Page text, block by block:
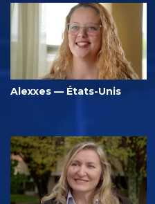
Alexxes — États-Unis